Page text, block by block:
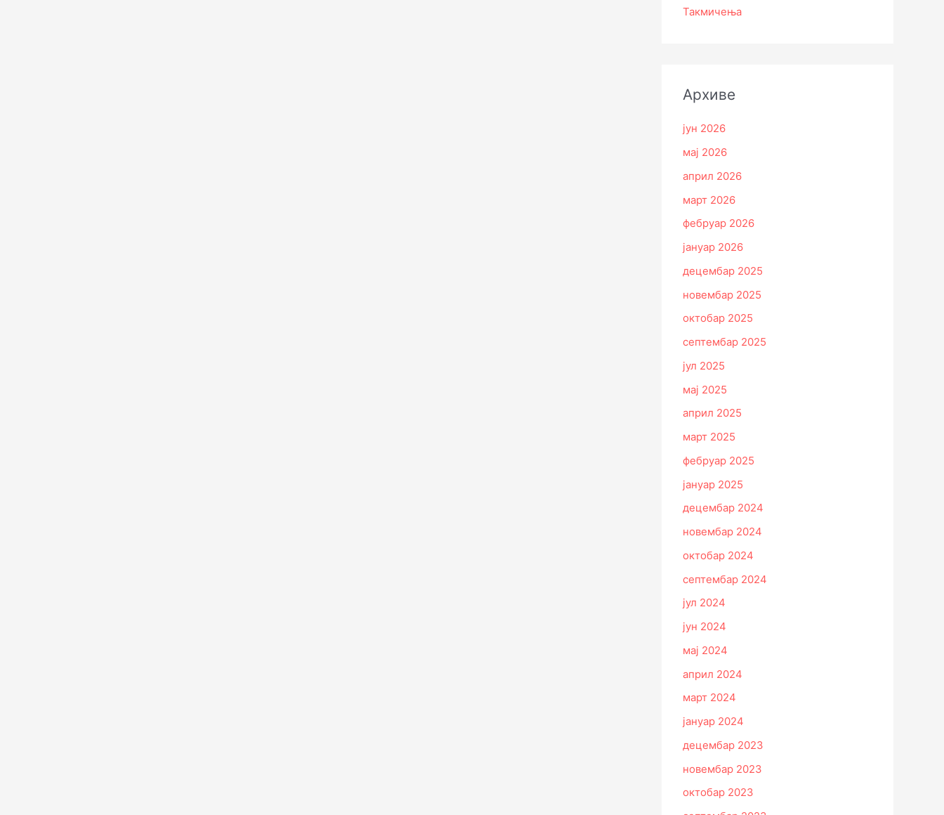
Такмичења
Архиве
јун 2026
мај 2026
април 2026
март 2026
фебруар 2026
јануар 2026
децембар 2025
новембар 2025
октобар 2025
септембар 2025
јул 2025
мај 2025
април 2025
март 2025
фебруар 2025
јануар 2025
децембар 2024
новембар 2024
октобар 2024
септембар 2024
јул 2024
јун 2024
мај 2024
април 2024
март 2024
јануар 2024
децембар 2023
новембар 2023
октобар 2023